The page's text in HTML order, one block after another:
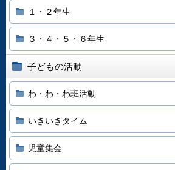
１・２年生
３・４・５・６年生
子どもの活動
わ・わ・わ班活動
いきいきタイム
児童集会